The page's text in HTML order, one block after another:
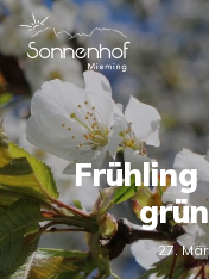
Frühling
27.